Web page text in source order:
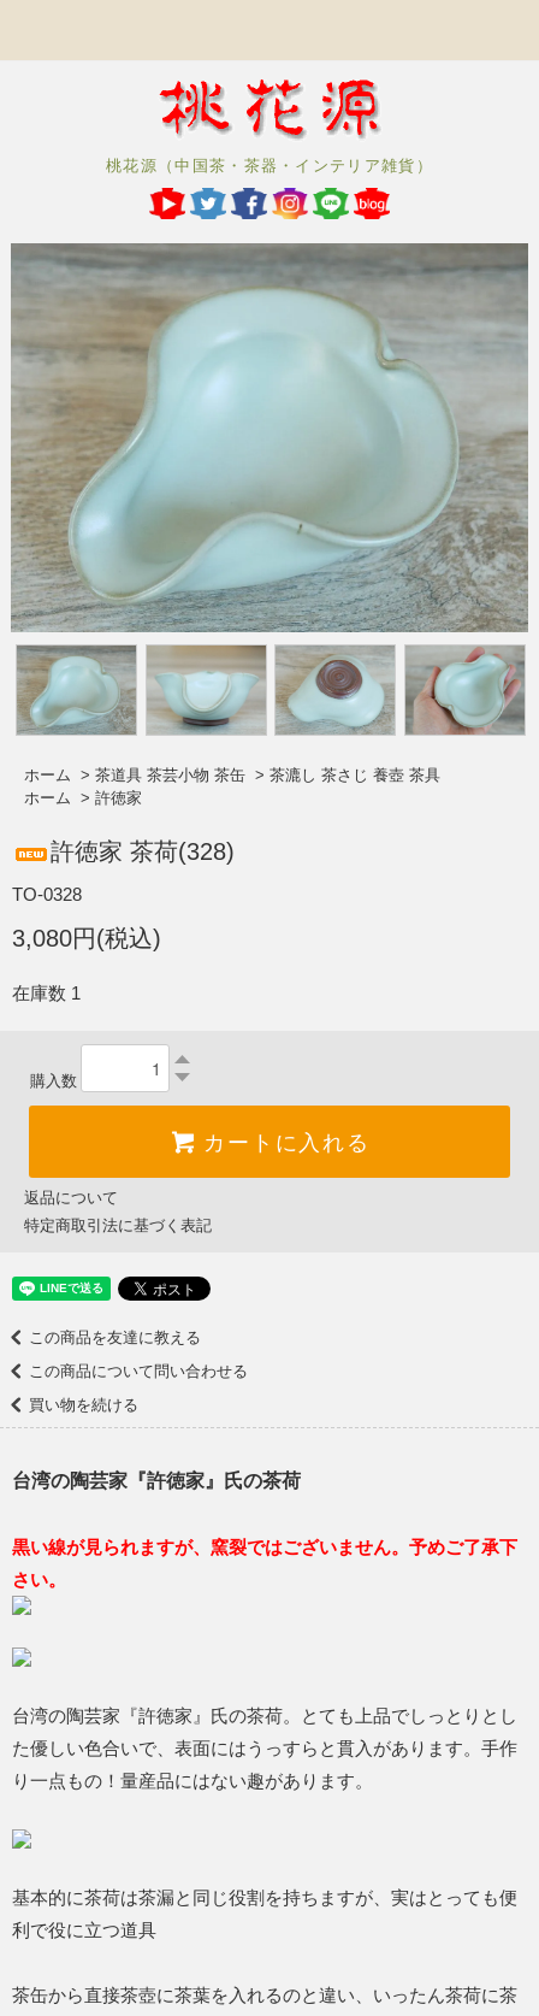
桃花源（中国茶・茶器・インテリア雑貨）
ホーム > 茶道具 茶芸小物 茶缶 > 茶漉し 茶さじ 養壺 茶具
ホーム > 許徳家
許徳家 茶荷(328)
TO-0328
3,080円(税込)
在庫数 1
購入数
カートに入れる
返品について
特定商取引法に基づく表記
この商品を友達に教える
この商品について問い合わせる
買い物を続ける
台湾の陶芸家『許徳家』氏の茶荷
黒い線が見られますが、窯裂ではございません。予めご了承下
さい。
台湾の陶芸家『許徳家』氏の茶荷。とても上品でしっとりとし
た優しい色合いで、表面にはうっすらと貫入があります。手作
り一点もの！量産品にはない趣があります。
基本的に茶荷は茶漏と同じ役割を持ちますが、実はとっても便
利で役に立つ道具
茶缶から直接茶壺に茶葉を入れるのと違い、いったん茶荷に茶